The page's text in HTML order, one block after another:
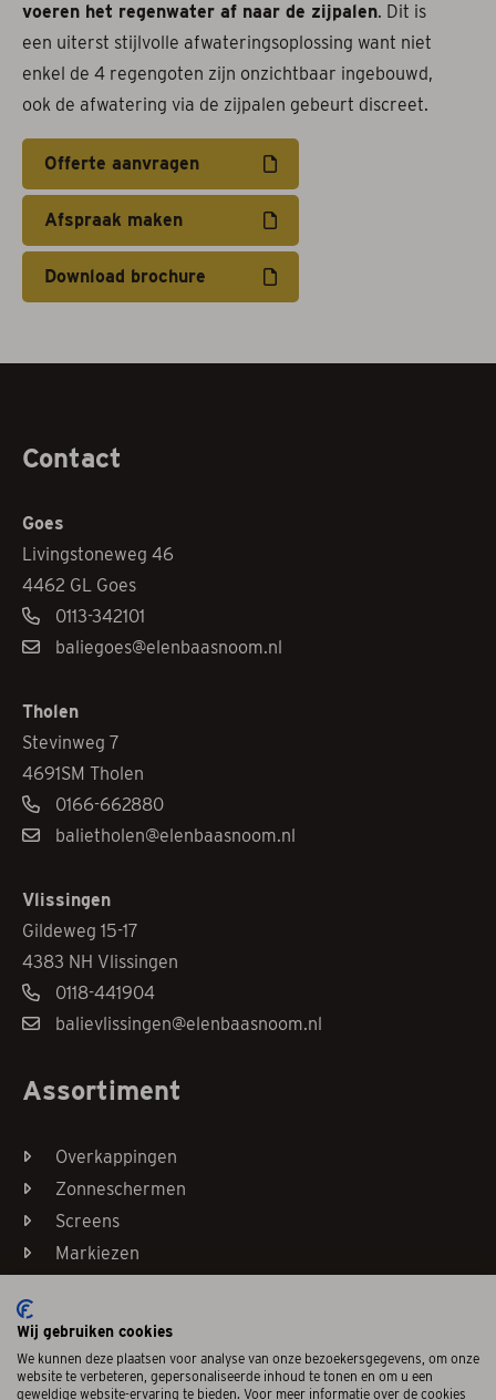
voeren het regenwater af naar de zijpalen. Dit is
een uiterst stijlvolle afwateringsoplossing want niet
enkel de 4 regengoten zijn onzichtbaar ingebouwd,
ook de afwatering via de zijpalen gebeurt discreet.
Offerte aanvragen
Afspraak maken
Download brochure
Contact
Goes
Livingstoneweg 46
4462 GL Goes
0113-342101
baliegoes@elenbaasnoom.nl
Tholen
Stevinweg 7
4691SM Tholen
0166-662880
balietholen@elenbaasnoom.nl
Vlissingen
Gildeweg 15-17
4383 NH Vlissingen
0118-441904
balievlissingen@elenbaasnoom.nl
Assortiment
Overkappingen
Zonneschermen
Screens
Markiezen
Wij gebruiken cookies
We kunnen deze plaatsen voor analyse van onze bezoekersgegevens, om onze
website te verbeteren, gepersonaliseerde inhoud te tonen en om u een
geweldige website-ervaring te bieden. Voor meer informatie over de cookies